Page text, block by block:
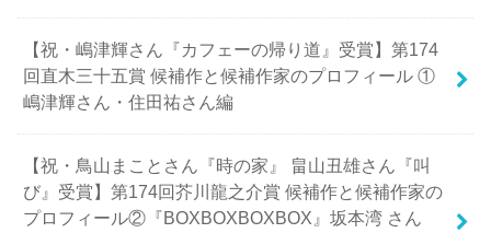
【祝・嶋津輝さん『カフェーの帰り道』受賞】第174
回直木三十五賞 候補作と候補作家のプロフィール ①
嶋津輝さん・住田祐さん編
【祝・鳥山まことさん『時の家』 畠山丑雄さん『叫
び』受賞】第174回芥川龍之介賞 候補作と候補作家の
プロフィール②『BOXBOXBOXBOX』坂本湾 さん